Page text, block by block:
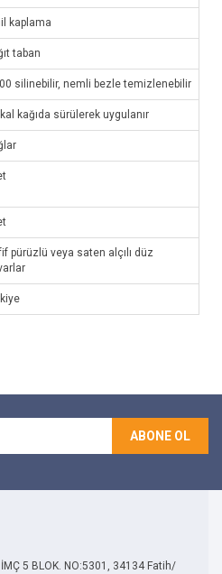
kaplama
taban
silinebilir, nemli bezle temizlenebilir
kağıda sürülerek uygulanır
pürüzlü veya saten alçılı düz
ABONE OL
5 BLOK. NO:5301, 34134 Fatih/